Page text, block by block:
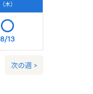
（木）
8/13
次の週 >